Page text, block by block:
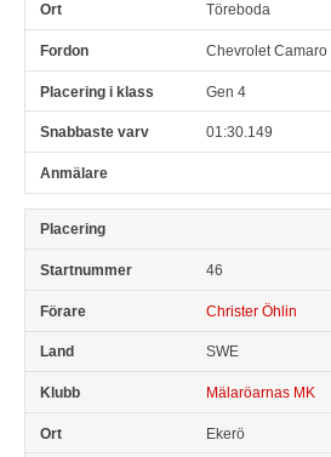
Töreboda
Chevrolet Camaro
Gen 4
01:30.149
46
Christer Öhlin
SWE
Mälaröarnas MK
Ekerö